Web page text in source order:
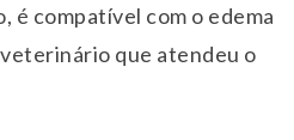
é compatível com o edema
que atendeu o